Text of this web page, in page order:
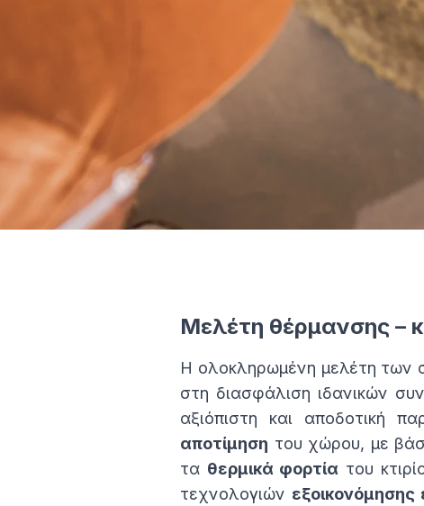
Μελέτη θέρμανσης –
Η ολοκληρωμένη μελέτη των
στη διασφάλιση ιδανικών
αξιόπιστη και αποδοτική
αποτίμηση του χώρου, με
τα θερμικά φορτία του
τεχνολογιών εξοικονόμησης